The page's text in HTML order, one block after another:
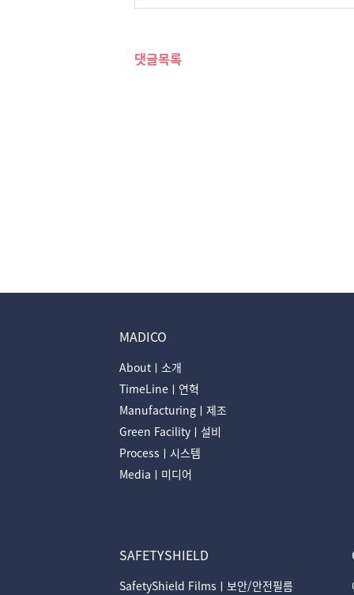
댓글목록
MADICO
Aboutㅣ소개
TimeLineㅣ연혁
Manufacturingㅣ제조
Green Facilityㅣ설비
Processㅣ시스템
Mediaㅣ미디어
SAFETYSHIELD
SafetyShield Filmsㅣ보안/안전필름